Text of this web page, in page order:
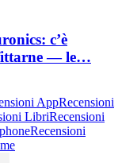
c’è
— le…
AppRecensioni
LibriRecensioni
Recensioni